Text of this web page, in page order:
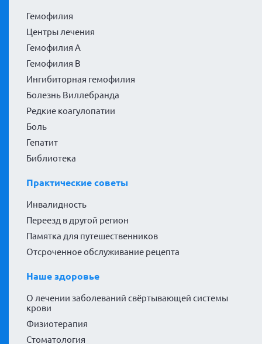
Гемофилия
Центры лечения
Гемофилия А
Гемофилия В
Ингибиторная гемофилия
Болезнь Виллебранда
Редкие коагулопатии
Боль
Гепатит
Библиотека
Практические советы
Инвалидность
Переезд в другой регион
Памятка для путешественников
Отсроченное обслуживание рецепта
Наше здоровье
О лечении заболеваний свёртывающей системы
крови
Физиотерапия
Стоматология